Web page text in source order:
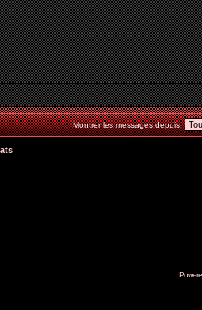
Montrer les messages depuis: